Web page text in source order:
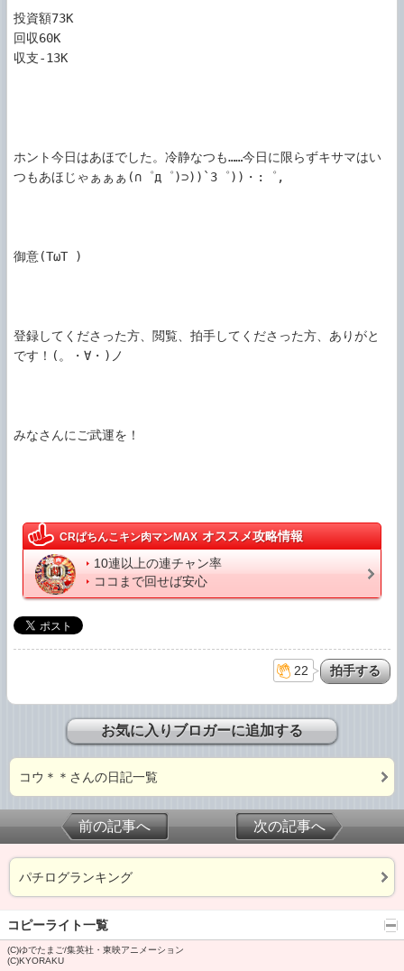
投資額73K
回収60K
収支-13K
ホント今日はあほでした。冷静なつも……今日に限らずキサマはい
つもあほじゃぁぁぁ(∩゜д゜)⊃))`З゜))・:゜,
御意(TωT )
登録してくださった方、閲覧、拍手してくださった方、ありがと
です！(。・∀・)ノ
みなさんにご武運を！
CRぱちんこキン肉マンMAX オススメ攻略情報
10連以上の連チャン率
ココまで回せば安心
22
お気に入りブロガーに追加する
コウ＊＊さんの日記一覧
前の記事へ 次の記事へ
パチログランキング
コピーライト一覧
(C)ゆでたまご/集英社・東映アニメーション
(C)KYORAKU